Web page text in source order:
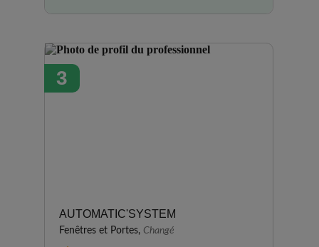
malgré des conditions météo
3
AUTOMATIC'SYSTEM
Fenêtres et Portes, Changé